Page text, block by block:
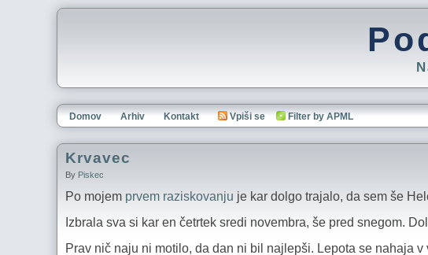
Domov Arhiv Kontakt Vpiši se Filter by APML
Krvavec
By Piskec
Po mojem prvem raziskovanju je kar dolgo trajalo, da sem še
Izbrala sva si kar en četrtek sredi novembra, še pred snegom.
Prav nič naju ni motilo, da dan ni bil najlepši. Lepota se nahaja